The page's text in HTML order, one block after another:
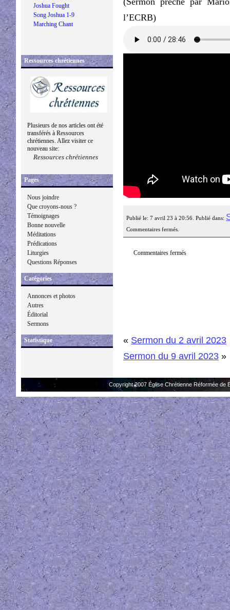
Joshua Fought
Song Joshua 1-9
Marching Chant
Ressources chrétiennes
Plusieurs de nos articles ont été
transférés à Ressources
chrétiennes. Allez visiter ce
nouveau site:
Ressources chrétiennes
Pages
Nous joindre
Que croyons-nous ?
Témoignages
Bonne nouvelle
Méditations
Prédications
Liturgies
Questions Réponses
Catégories
Annonces et photos
Autres
Éditorial
Sermons
Statistique
l’ECRB)
Publié le: 7 avril 23 à 20:56. Publié dans:
Commentaires fermés.
Commentaires fermés
« Sermon du 2 avril 2023
Sermon du 9 avril 2023 »
Copyright 2007 Église Chrétienne Réformée de